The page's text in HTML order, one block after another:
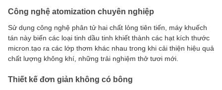
Công nghệ atomization chuyên nghiệp
Sử dụng công nghệ phân tử hai chất lỏng tiên tiến, máy khuếch
tán này biến các loại tinh dầu tinh khiết thành các hạt kích thước
micron.tạo ra các lớp thơm khác nhau trong khi cải thiện hiệu quả
chất lượng không khí, những trải nghiệm thở tươi mới.
Thiết kế đơn giản không có bông